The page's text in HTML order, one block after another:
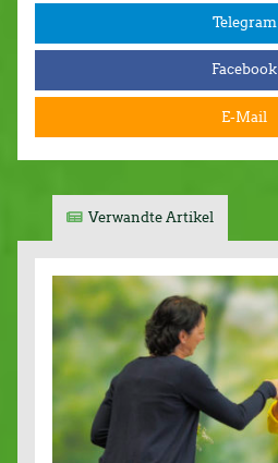
Telegram
Facebook
E-Mail
Verwandte Artikel